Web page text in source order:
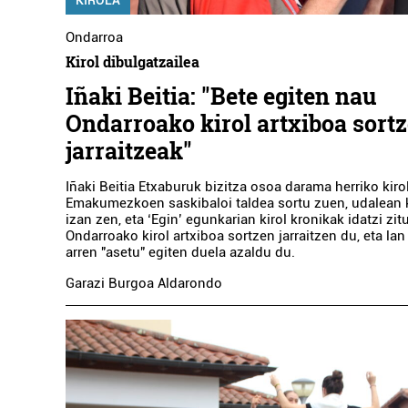
Ondarroa
Kirol dibulgatzailea
Iñaki Beitia: "Bete egiten nau
Ondarroako kirol artxiboa
jarraitzeak"
Iñaki Beitia Etxaburuk bizitza osoa darama herriko
Emakumezkoen saskibaloi taldea sortu zuen, udalean
izan zen, eta ‘Egin’ egunkarian kirol kronikak idatzi
Ondarroako kirol artxiboa sortzen jarraitzen du, eta
arren "asetu" egiten duela azaldu du.
Garazi Burgoa Aldarondo